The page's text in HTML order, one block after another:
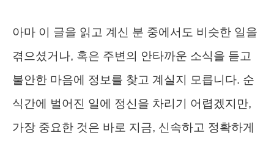
아마 이 글을 읽고 계신 분 중에서도 비슷한 일을
겪으셨거나, 혹은 주변의 안타까운 소식을 듣고
불안한 마음에 정보를 찾고 계실지 모릅니다. 순
식간에 벌어진 일에 정신을 차리기 어렵겠지만,
가장 중요한 것은 바로 지금, 신속하고 정확하게